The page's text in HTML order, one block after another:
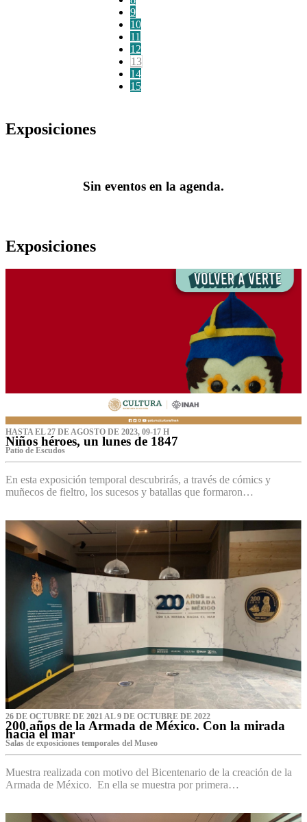
9
10
11
12
13
14
15
Exposiciones
Sin eventos en la agenda.
Exposiciones
HASTA EL 27 DE AGOSTO DE 2023, 09-17 H
Niños héroes, un lunes de 1847
Patio de Escudos
En esta exposición temporal descubrirás, a través de cómics y
muñecos de fieltro, los sucesos y batallas que formaron…
26 DE OCTUBRE DE 2021 AL 9 DE OCTUBRE DE 2022
200 años de la Armada de México. Con la mirada
hacia el mar
Salas de exposiciones temporales del Museo‌
Muestra realizada con motivo del Bicentenario de la creación de la
Armada de México. En ella se muestra por primera…